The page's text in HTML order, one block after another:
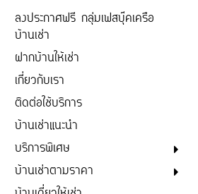
ลงประกาศฟรี กลุ่มเฟสบุ๊คเครือ
บ้านเช่า
ฝากบ้านให้เช่า
เกี่ยวกับเรา
ติดต่อใช้บริการ
บ้านเช่าแนะนำ
บริการพิเศษ
บ้านเช่าตามราคา